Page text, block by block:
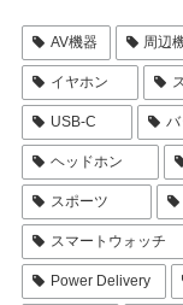
AV機器 周辺
イヤホン
USB-C バ
ヘッドホン
スポーツ
スマートウォッチ
Power Delivery